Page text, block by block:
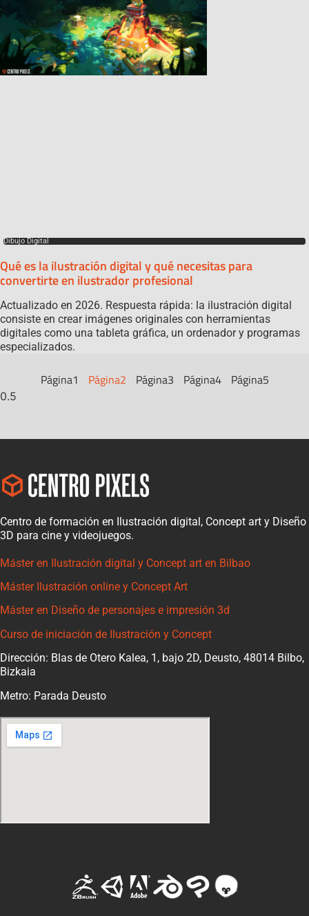
Dibujo Digital
Qué es la ilustración digital y qué necesitas para
convertirte en ilustrador profesional
Actualizado en 2026. Respuesta rápida: la ilustración digital
consiste en crear imágenes originales con herramientas
digitales como una tableta gráfica, un ordenador y programas
especializados.
Página1 Página2 Página3 Página4 Página5
Centro de formación en Ilustración digital, Concept art y Diseño
3D para cine y videojuegos.
Máster en Ilustración digital y Concept art en Bilbao
Máster Ilustración online y Concept Art
Máster en Diseño de personajes e impresión 3d
Curso de iniciación de Ilustración y Concept
Dirección: Blas de Otero Kalea, 1, bajo 2D, Deusto, 48014 Bilbo,
Bizkaia
Metro: Parada Deusto